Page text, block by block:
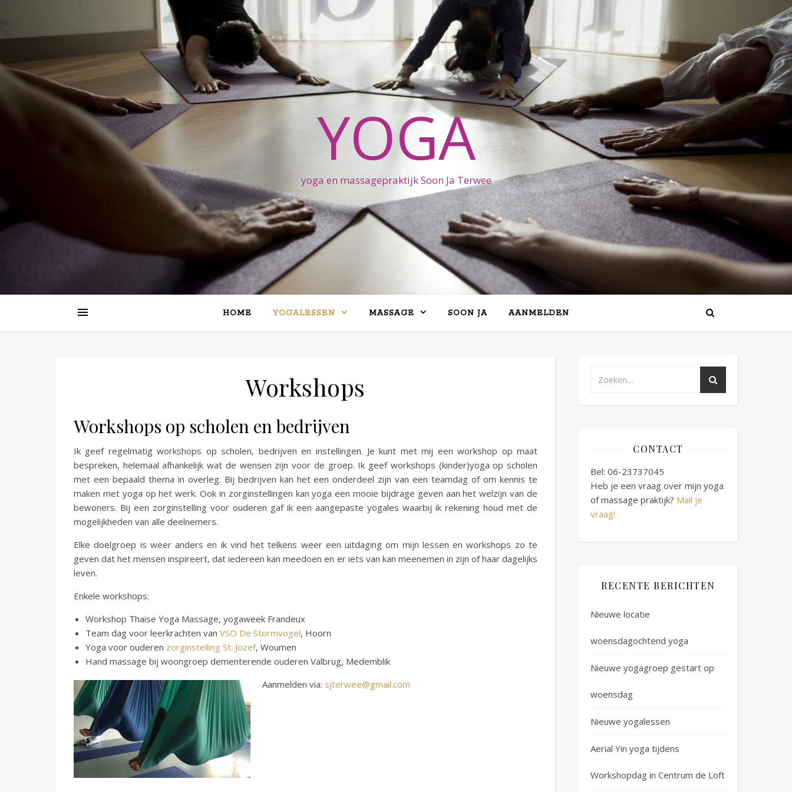
YOGA
yoga en massagepraktijk Soon Ja Terwee
HOME YOGALESSEN MASSAGE SOON JA AANMELDEN
Workshops
Workshops op scholen en bedrijven
Ik geef regelmatig workshops op scholen, bedrijven en instellingen. Je kunt met mij een workshop op maat
bespreken, helemaal afhankelijk wat de wensen zijn voor de groep. Ik geef workshops (kinder)yoga op scholen
met een bepaald thema in overleg. Bij bedrijven kan het een onderdeel zijn van een teamdag of om kennis te
maken met yoga op het werk. Ook in zorginstellingen kan yoga een mooie bijdrage geven aan het welzijn van de
bewoners. Bij een zorginstelling voor ouderen gaf ik een aangepaste yogales waarbij ik rekening houd met de
mogelijkheden van alle deelnemers.
Elke doelgroep is weer anders en ik vind het telkens weer een uitdaging om mijn lessen en workshops zo te
geven dat het mensen inspireert, dat iedereen kan meedoen en er iets van kan meenemen in zijn of haar dagelijks
leven.
Enkele workshops:
Workshop Thaise Yoga Massage, yogaweek Frandeux
Team dag voor leerkrachten van VSO De Stormvogel, Hoorn
Yoga voor ouderen zorginstelling St. Jozef, Woumen
Hand massage bij woongroep dementerende ouderen Valbrug, Medemblik
Aanmelden via: sjterwee@gmail.com
CONTACT
Bel: 06-23737045
Heb je een vraag over mijn yoga
of massage praktijk? Mail je
vraag!
RECENTE BERICHTEN
Nieuwe locatie
woensdagochtend yoga
Nieuwe yogagroep gestart op
woensdag
Nieuwe yogalessen
Aerial Yin yoga tijdens
Workshopdag in Centrum de Loft